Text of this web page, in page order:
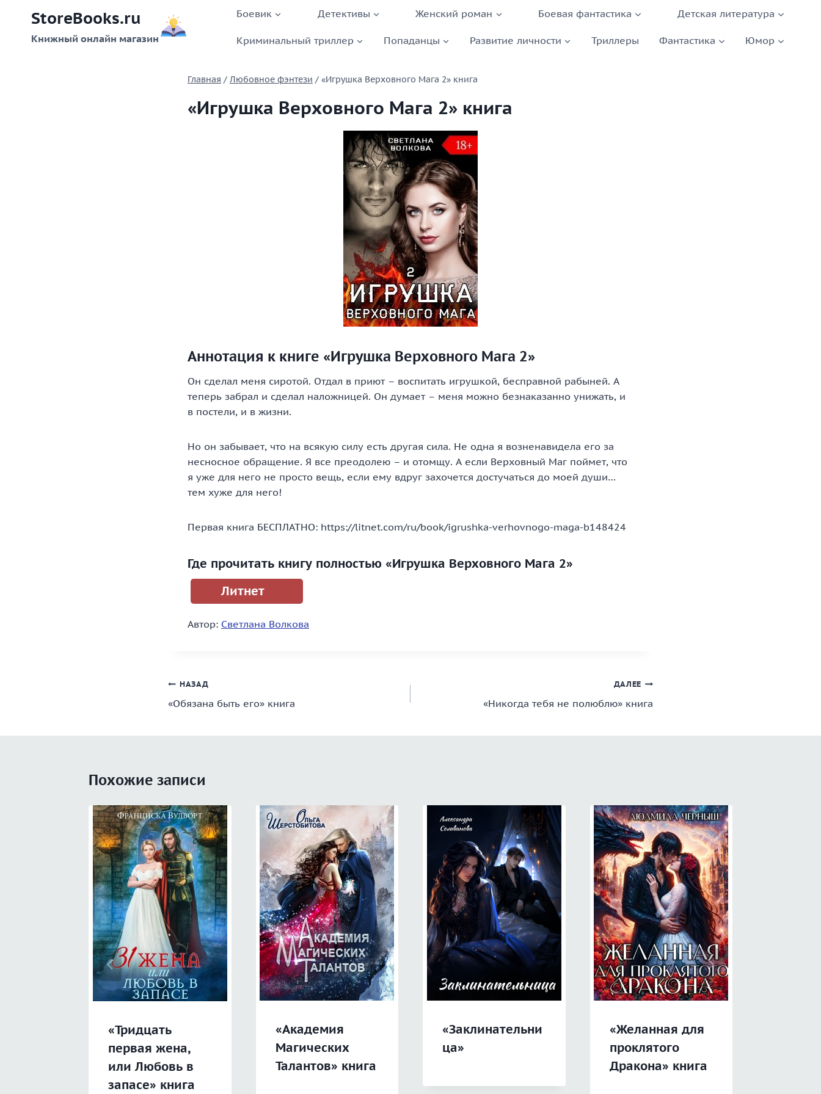
содержимому
StoreBooks.ru
Книжный онлайн магазин
Боевик Детективы Женский роман Боевая фантастика Детская литература
Криминальный триллер Попаданцы Развитие личности Триллеры Фантастика Юмор
Главная / Любовное фэнтези / «Игрушка Верховного Мага 2» книга
«Игрушка Верховного Мага 2» книга
Аннотация к книге «Игрушка Верховного Мага 2»
Он сделал меня сиротой. Отдал в приют – воспитать игрушкой, бесправной рабыней. А
теперь забрал и сделал наложницей. Он думает – меня можно безнаказанно унижать, и
в постели, и в жизни.
Но он забывает, что на всякую силу есть другая сила. Не одна я возненавидела его за
несносное обращение. Я все преодолею – и отомщу. А если Верховный Маг поймет, что
я уже для него не просто вещь, если ему вдруг захочется достучаться до моей души…
тем хуже для него!
Первая книга БЕСПЛАТНО: https://litnet.com/ru/book/igrushka-verhovnogo-maga-b148424
Где прочитать книгу полностью «Игрушка Верховного Мага 2»
Литнет
Автор: Светлана Волкова
Навигация
по
НАЗАД
«Обязана быть его» книга
ДАЛЕЕ
«Никогда тебя не полюблю» книга
Похожие записи
«Тридцать
первая жена,
или Любовь в
запасе» книга
«Академия
Магических
Талантов» книга
«Заклинательни
ца»
«Желанная для
проклятого
Дракона» книга